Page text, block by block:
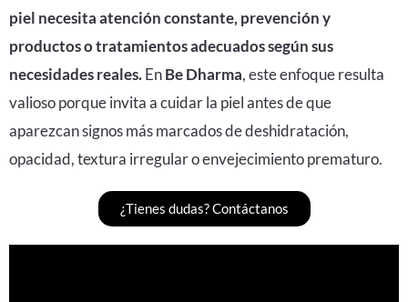
piel necesita atención constante, prevención y
productos o tratamientos adecuados según sus
necesidades reales.EnBe Dharma, este enfoque resulta
valioso porque invita a cuidar la piel antes de que
aparezcan signos más marcados de deshidratación,
opacidad, textura irregular o envejecimiento prematuro.
¿Tienes dudas? Contáctanos